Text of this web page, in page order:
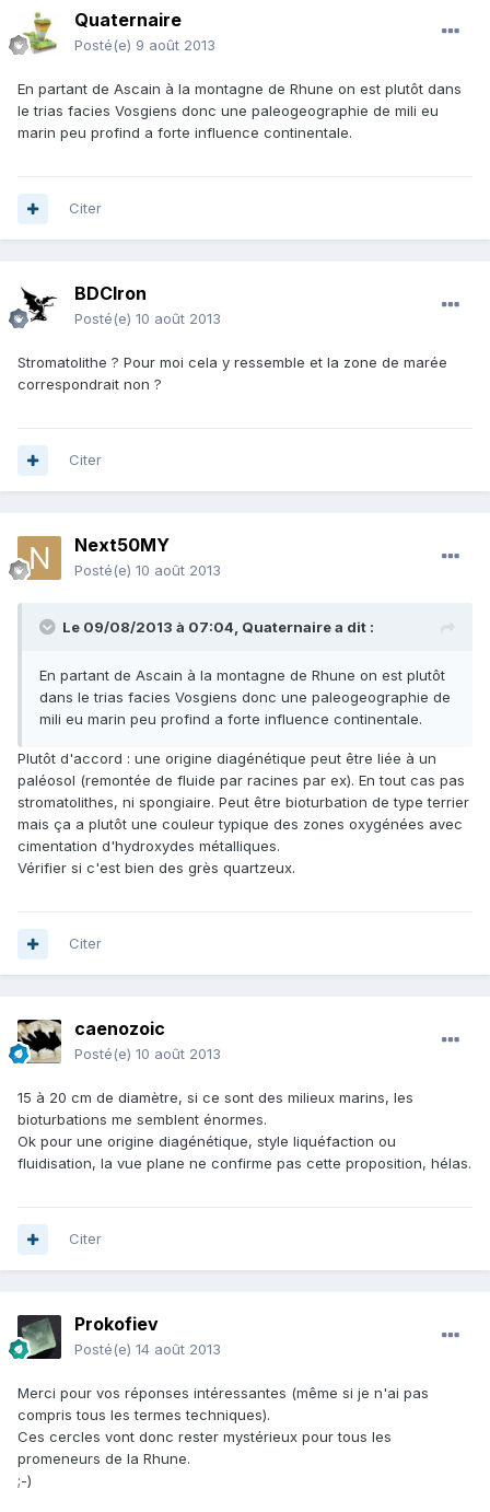
Quaternaire
Posté(e) 9 août 2013
En partant de Ascain à la montagne de Rhune on est plutôt dans
le trias facies Vosgiens donc une paleogeographie de mili eu
marin peu profind a forte influence continentale.
Citer
BDCIron
Posté(e) 10 août 2013
Stromatolithe ? Pour moi cela y ressemble et la zone de marée
correspondrait non ?
Citer
Next50MY
Posté(e) 10 août 2013
Le 09/08/2013 à 07:04, Quaternaire a dit :
En partant de Ascain à la montagne de Rhune on est plutôt
dans le trias facies Vosgiens donc une paleogeographie de
mili eu marin peu profind a forte influence continentale.
Plutôt d'accord : une origine diagénétique peut être liée à un
paléosol (remontée de fluide par racines par ex). En tout cas pas
stromatolithes, ni spongiaire. Peut être bioturbation de type terrier
mais ça a plutôt une couleur typique des zones oxygénées avec
cimentation d'hydroxydes métalliques.
Vérifier si c'est bien des grès quartzeux.
Citer
caenozoic
Posté(e) 10 août 2013
15 à 20 cm de diamètre, si ce sont des milieux marins, les
bioturbations me semblent énormes.
Ok pour une origine diagénétique, style liquéfaction ou
fluidisation, la vue plane ne confirme pas cette proposition, hélas.
Citer
Prokofiev
Posté(e) 14 août 2013
Merci pour vos réponses intéressantes (même si je n'ai pas
compris tous les termes techniques).
Ces cercles vont donc rester mystérieux pour tous les
promeneurs de la Rhune.
;-)